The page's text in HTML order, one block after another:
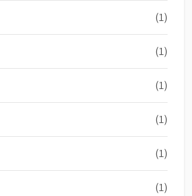
(1)
(1)
(1)
(1)
(1)
(1)